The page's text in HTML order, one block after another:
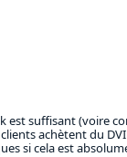
est suffisant (voire
achètent du
si cela est